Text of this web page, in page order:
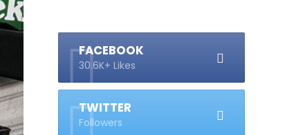
FACEBOOK
30.6K+ Likes
TWITTER
Followers